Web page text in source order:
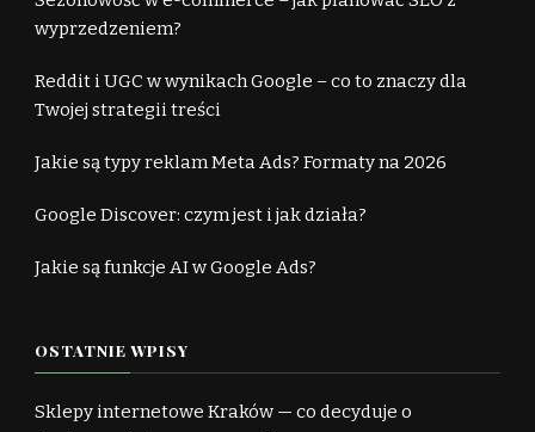
wyprzedzeniem?
Reddit i UGC w wynikach Google – co to znaczy dla
Twojej strategii treści
Jakie są typy reklam Meta Ads? Formaty na 2026
Google Discover: czym jest i jak działa?
Jakie są funkcje AI w Google Ads?
OSTATNIE WPISY
Sklepy internetowe Kraków — co decyduje o